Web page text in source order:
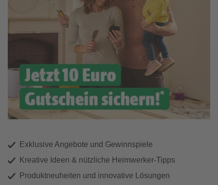
Exklusive Angebote und Gewinnspiele
Kreative Ideen & nützliche Heimwerker-Tipps
Produktneuheiten und innovative Lösungen